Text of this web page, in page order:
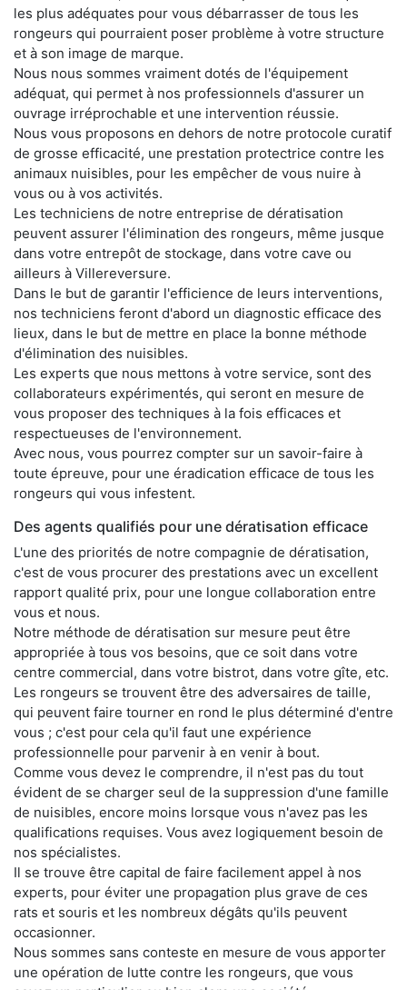
les plus adéquates pour vous débarrasser de tous les
rongeurs qui pourraient poser problème à votre structure
et à son image de marque.
Nous nous sommes vraiment dotés de l'équipement
adéquat, qui permet à nos professionnels d'assurer un
ouvrage irréprochable et une intervention réussie.
Nous vous proposons en dehors de notre protocole curatif
de grosse efficacité, une prestation protectrice contre les
animaux nuisibles, pour les empêcher de vous nuire à
vous ou à vos activités.
Les techniciens de notre entreprise de dératisation
peuvent assurer l'élimination des rongeurs, même jusque
dans votre entrepôt de stockage, dans votre cave ou
ailleurs à Villereversure.
Dans le but de garantir l'efficience de leurs interventions,
nos techniciens feront d'abord un diagnostic efficace des
lieux, dans le but de mettre en place la bonne méthode
d'élimination des nuisibles.
Les experts que nous mettons à votre service, sont des
collaborateurs expérimentés, qui seront en mesure de
vous proposer des techniques à la fois efficaces et
respectueuses de l'environnement.
Avec nous, vous pourrez compter sur un savoir-faire à
toute épreuve, pour une éradication efficace de tous les
rongeurs qui vous infestent.
Des agents qualifiés pour une dératisation efficace
L'une des priorités de notre compagnie de dératisation,
c'est de vous procurer des prestations avec un excellent
rapport qualité prix, pour une longue collaboration entre
vous et nous.
Notre méthode de dératisation sur mesure peut être
appropriée à tous vos besoins, que ce soit dans votre
centre commercial, dans votre bistrot, dans votre gîte, etc.
Les rongeurs se trouvent être des adversaires de taille,
qui peuvent faire tourner en rond le plus déterminé d'entre
vous ; c'est pour cela qu'il faut une expérience
professionnelle pour parvenir à en venir à bout.
Comme vous devez le comprendre, il n'est pas du tout
évident de se charger seul de la suppression d'une famille
de nuisibles, encore moins lorsque vous n'avez pas les
qualifications requises. Vous avez logiquement besoin de
nos spécialistes.
Il se trouve être capital de faire facilement appel à nos
experts, pour éviter une propagation plus grave de ces
rats et souris et les nombreux dégâts qu'ils peuvent
occasionner.
Nous sommes sans conteste en mesure de vous apporter
une opération de lutte contre les rongeurs, que vous